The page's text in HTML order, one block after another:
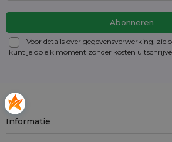
Voor details over gegevensverwerking, zie
kunt je op elk moment zonder kosten
Informatie